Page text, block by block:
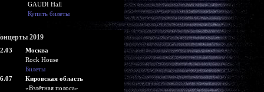
GAUDI Hall
Купить билеты
2019
Москва
Rock House
Билеты
Кировская область
«Взлётная полоса»